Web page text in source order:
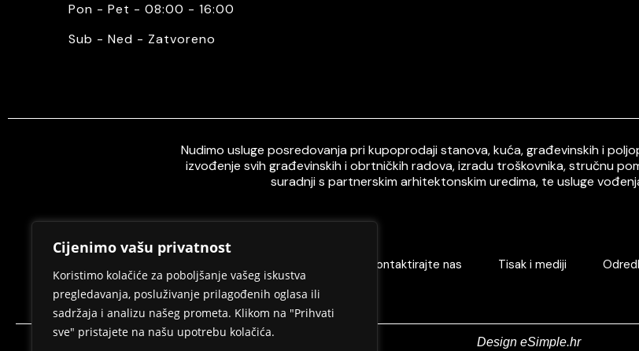
Cijenimo vašu privatnost
Koristimo kolačiće za poboljšanje vašeg iskustva
pregledavanja, posluživanje prilagođenih oglasa ili
sadržaja i analizu našeg prometa. Klikom na "Prihvati
sve" pristajete na našu upotrebu kolačića.
Pon - Pet - 08:00 - 16:00
Sub - Ned - Zatvoreno
Nudimo usluge posredovanja pri kupoprodaji stanova, kuća, građevinskih i
izvođenje svih građevinskih i obrtničkih radova, izradu troškovnika, stručnu
suradnji s partnerskim arhitektonskim uredima, te usluge
Kontaktirajte nas Tisak i mediji
Design eSimple.hr